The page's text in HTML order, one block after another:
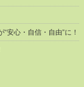
安心・自信・自由”に！